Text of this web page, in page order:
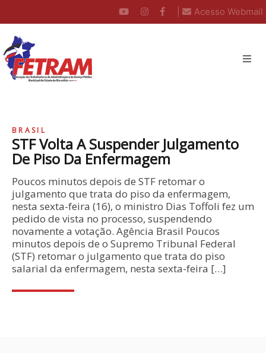
Acesso Webmail
BRASIL
STF Volta A Suspender Julgamento
De Piso Da Enfermagem
Poucos minutos depois de STF retomar o
julgamento que trata do piso da enfermagem,
nesta sexta-feira (16), o ministro Dias Toffoli fez um
pedido de vista no processo, suspendendo
novamente a votação. Agência Brasil Poucos
minutos depois de o Supremo Tribunal Federal
(STF) retomar o julgamento que trata do piso
salarial da enfermagem, nesta sexta-feira […]